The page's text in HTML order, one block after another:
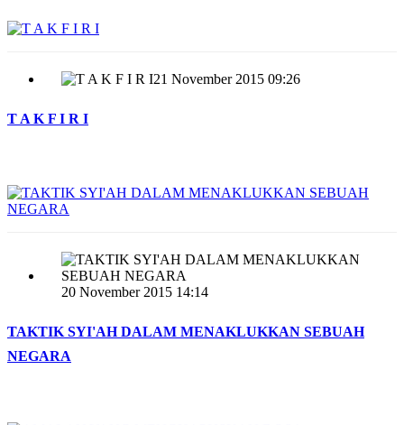
21 November 2015 09:26
T A K F I R I
20 November 2015 14:14
TAKTIK SYI'AH DALAM MENAKLUKKAN SEBUAH
NEGARA